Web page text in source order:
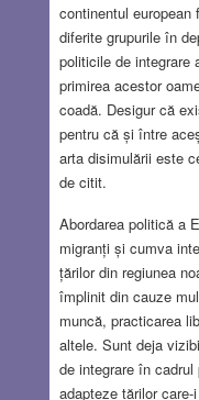
continentul
diferite grupurile în
politicile de integrare
primirea acestor
coadă. Desigur că
pentru că și între
arta disimulării este
de citit.
Abordarea politică a
migranți și cumva
țărilor din regiunea
împlinit din cauze
muncă, practicarea
altele. Sunt deja
de integrare în
adapteze țărilor